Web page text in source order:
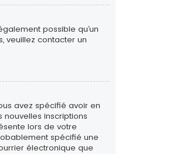
possible qu’un
veuillez contacter un
avez spécifié avoir en
nouvelles inscriptions
lors de votre
spécifié une
électronique que